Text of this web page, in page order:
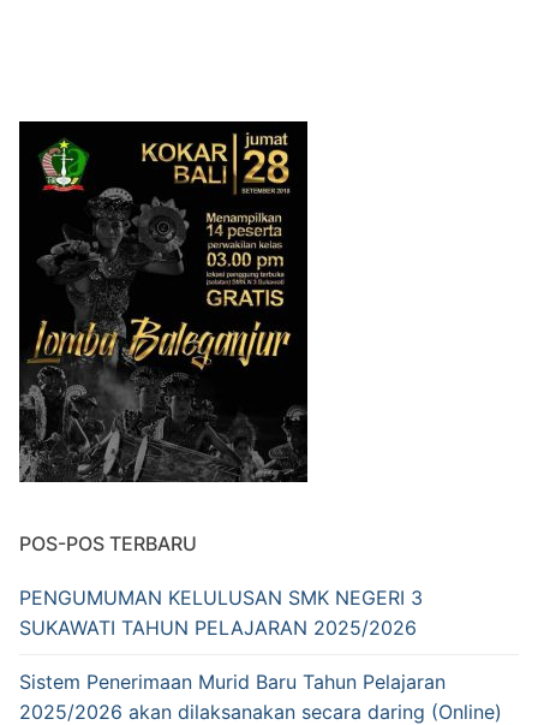
POS-POS TERBARU
PENGUMUMAN KELULUSAN SMK NEGERI 3
SUKAWATI TAHUN PELAJARAN 2025/2026
Sistem Penerimaan Murid Baru Tahun Pelajaran
2025/2026 akan dilaksanakan secara daring (Online)